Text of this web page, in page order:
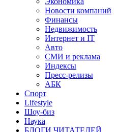
Новости компаний
Финансы
Недвижимость
Интернет и IT
Авто
СМИ и реклама
Индексы
Пресс-релизы
АБК
Спорт
Lifestyle
Шоу-биз
Наука
БЛОГИ ЧИТАТЕЛЕЙ